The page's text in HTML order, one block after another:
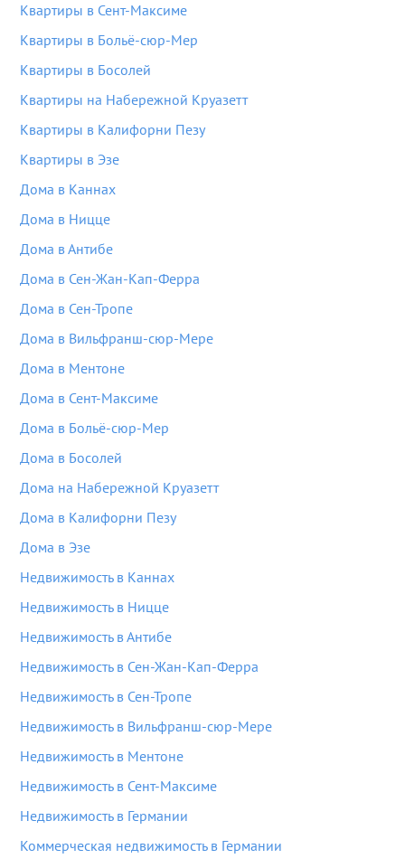
Квартиры в Сент-Максиме
Квартиры в Больё-сюр-Мер
Квартиры в Босолей
Квартиры на Набережной Круазетт
Квартиры в Калифорни Пезу
Квартиры в Эзе
Дома в Каннах
Дома в Ницце
Дома в Антибе
Дома в Сен-Жан-Кап-Ферра
Дома в Сен-Тропе
Дома в Вильфранш-сюр-Мере
Дома в Ментоне
Дома в Сент-Максиме
Дома в Больё-сюр-Мер
Дома в Босолей
Дома на Набережной Круазетт
Дома в Калифорни Пезу
Дома в Эзе
Недвижимость в Каннах
Недвижимость в Ницце
Недвижимость в Антибе
Недвижимость в Сен-Жан-Кап-Ферра
Недвижимость в Сен-Тропе
Недвижимость в Вильфранш-сюр-Мере
Недвижимость в Ментоне
Недвижимость в Сент-Максиме
Недвижимость в Германии
Коммерческая недвижимость в Германии